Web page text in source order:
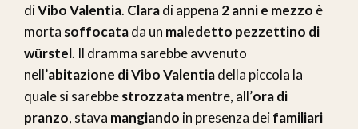
diVibo Valentia. Claradi appena 2 anni e mezzo è
morta soffocatada un maledetto pezzettino di
würstel. Il dramma sarebbe avvenuto
nell’abitazione di Vibo Valentiadella piccola la
quale si sarebbestrozzatamentre, all’ora di
pranzo, stava mangiando in presenza deifamiliari